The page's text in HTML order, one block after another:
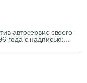
автосервис своего
года с надписью:...